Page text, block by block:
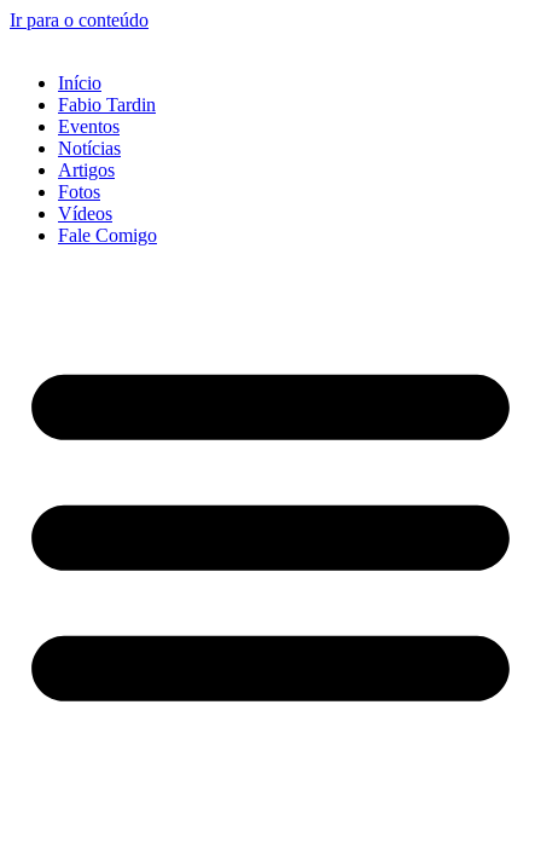
Ir para o conteúdo
Início
Fabio Tardin
Eventos
Notícias
Artigos
Fotos
Vídeos
Fale Comigo